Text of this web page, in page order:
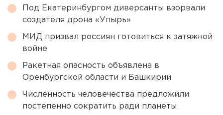
Под Екатеринбургом диверсанты взорвали
создателя дрона «Упырь»
МИД призвал россиян готовиться к затяжной
войне
Ракетная опасность объявлена в
Оренбургской области и Башкирии
Численность человечества предложили
постепенно сократить ради планеты